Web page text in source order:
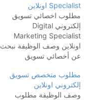
Specialist اونلاين
مطلوب اخصائي تسويق
إلكتروني Digital
Marketing Specialist
اونلاين وصف الوظيفة نبحث
عن أخصائي تسويق
الأنشطة التسويقية المختلفة
من خلال تقديم اقتراحات
على تطوير المحتوى وإعداد
مطلوب متخصص تسويق
إلكتروني اونلاين
وصف الوظيفة مطلوب